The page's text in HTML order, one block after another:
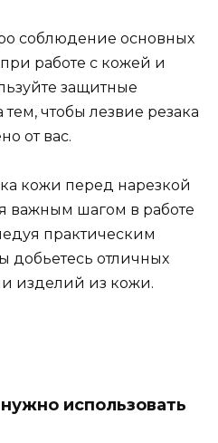
соблюдение основных
работе с кожей и
защитные
чтобы лезвие резака
от вас.
кожи перед нарезкой
важным шагом в работе
практическим
добьетесь отличных
изделий из кожи.
использовать